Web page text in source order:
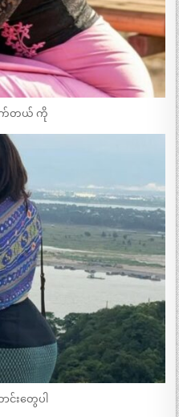
က်တယ် ကို
င်းတွေပါ